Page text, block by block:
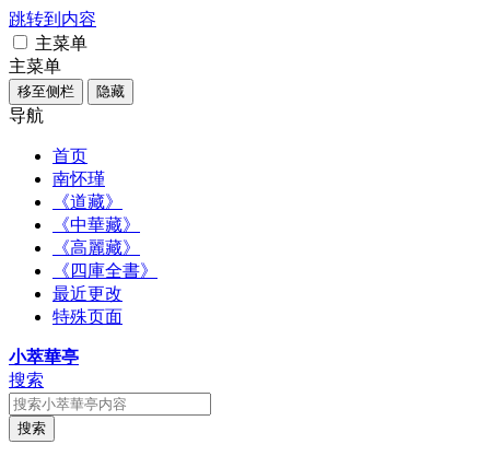
跳转到内容
主菜单
主菜单
移至侧栏 隐藏
导航
首页
南怀瑾
《道藏》
《中華藏》
《高麗藏》
《四庫全書》
最近更改
特殊页面
小萃華亭
搜索
搜索